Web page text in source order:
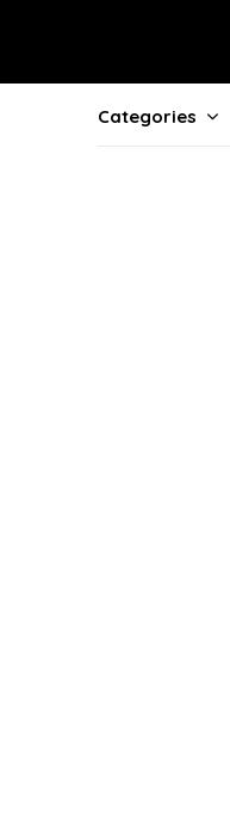
Categories